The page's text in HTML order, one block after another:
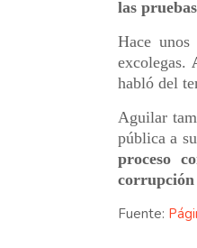
las
Hace
excolegas.
habló del
Aguilar
pública a
proceso
corrupción
Fuente: